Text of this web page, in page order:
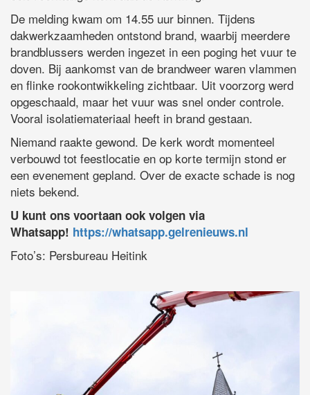
De melding kwam om 14.55 uur binnen. Tijdens
dakwerkzaamheden ontstond brand, waarbij meerdere
brandblussers werden ingezet in een poging het vuur te
doven. Bij aankomst van de brandweer waren vlammen
en flinke rookontwikkeling zichtbaar. Uit voorzorg werd
opgeschaald, maar het vuur was snel onder controle.
Vooral isolatiemateriaal heeft in brand gestaan.
Niemand raakte gewond. De kerk wordt momenteel
verbouwd tot feestlocatie en op korte termijn stond er
een evenement gepland. Over de exacte schade is nog
niets bekend.
U kunt ons voortaan ook volgen via
Whatsapp! https://whatsapp.gelrenieuws.nl
Foto’s: Persbureau Heitink